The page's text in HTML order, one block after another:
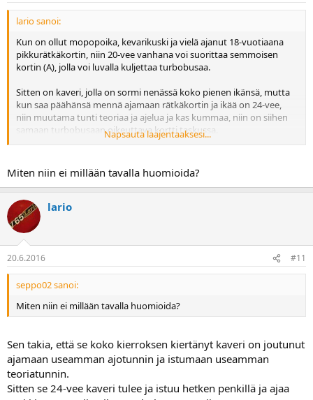
lario sanoi:
Kun on ollut mopopoika, kevarikuski ja vielä ajanut 18-vuotiaana
pikkurätkäkortin, niin 20-vee vanhana voi suorittaa semmoisen
kortin (A), jolla voi luvalla kuljettaa turbobusaa.
Sitten on kaveri, jolla on sormi nenässä koko pienen ikänsä, mutta
kun saa päähänsä mennä ajamaan rätkäkortin ja ikää on 24-vee,
niin muutama tunti teoriaa ja ajelua ja kas kummaa, niin on siihen
samaan turbobusaan oikeuttava kortti taskussa.
millään tavalla huomioida, kun pitää ajaa A-kortti.
Napsauta laajentaaksesi...
Miten niin ei millään tavalla huomioida?
lario
20.6.2016 #11
seppo02 sanoi:
Miten niin ei millään tavalla huomioida?
Sen takia, että se koko kierroksen kiertänyt kaveri on joutunut
ajamaan useamman ajotunnin ja istumaan useamman
teoriatunnin.
Sitten se 24-vee kaveri tulee ja istuu hetken penkillä ja ajaa